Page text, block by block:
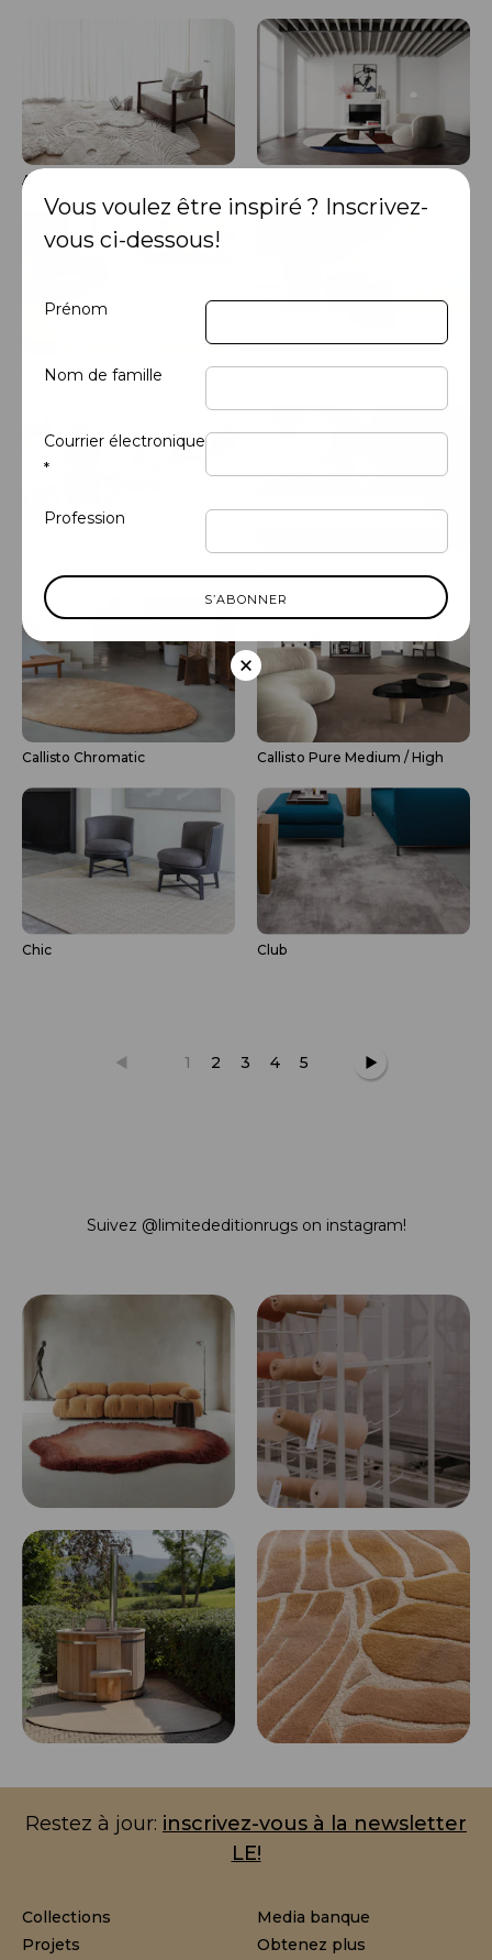
Atoll
Bellagio Onda NOUVEAU Bellagio Spina NOUVEAU
Callisto Chromatic Callisto Pure Medium / High
Chic Club
1 2 3 4 5
Suivez @limitededitionrugs on instagram!
Restez à jour: inscrivez-vous à la newsletter
LE!
Collections
Projets
Media banque
Obtenez plus
Vous voulez être inspiré ? Inscrivez-
vous ci-dessous!
Prénom
Nom de famille
Courrier électronique
*
Profession
×